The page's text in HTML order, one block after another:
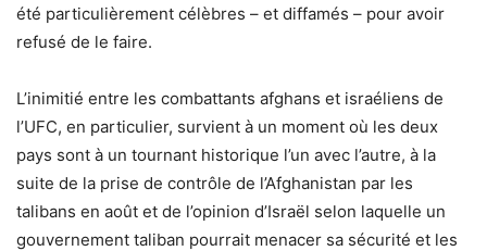
été particulièrement célèbres – et diffamés – pour avoir
refusé de le faire.
L’inimitié entre les combattants afghans et israéliens de
l’UFC, en particulier, survient à un moment où les deux
pays sont à un tournant historique l’un avec l’autre, à la
suite de la prise de contrôle de l’Afghanistan par les
talibans en août et de l’opinion d’Israël selon laquelle un
gouvernement taliban pourrait menacer sa sécurité et les